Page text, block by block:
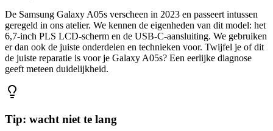
De Samsung Galaxy A05s verscheen in 2023 en passeert intussen
geregeld in ons atelier. We kennen de eigenheden van dit model: het
6,7-inch PLS LCD-scherm en de USB-C-aansluiting. We gebruiken
er dan ook de juiste onderdelen en technieken voor. Twijfel je of dit
de juiste reparatie is voor je Galaxy A05s? Een eerlijke diagnose
geeft meteen duidelijkheid.
Tip: wacht niet te lang